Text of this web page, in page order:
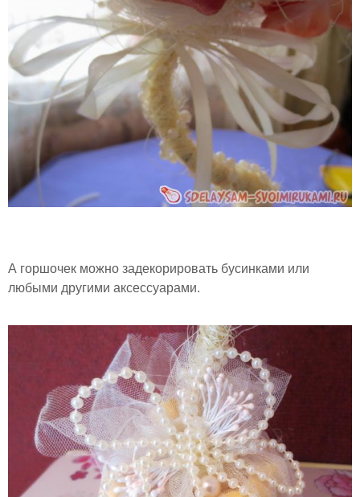
А горшочек можно задекорировать бусинками или
любыми другими аксессуарами.